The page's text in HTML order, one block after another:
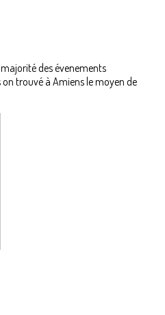
des évenements
trouvé à Amiens le moyen de